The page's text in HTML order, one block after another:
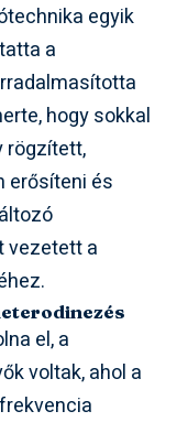
egyik
a
hogy sokkal
rögzített,
erősíteni és
vezetett a
el, a
voltak, ahol a